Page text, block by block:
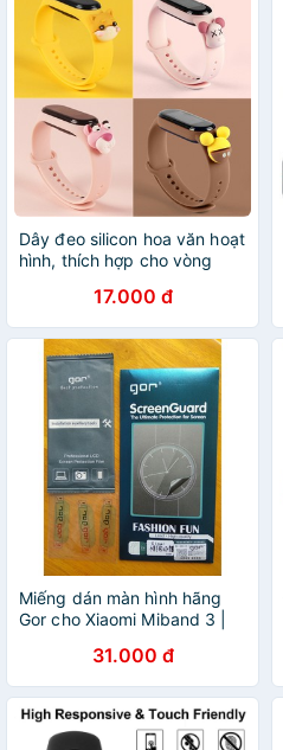
Dây đeo silicon hoa văn hoạt
hình, thích hợp cho vòng
17.000 đ
Miếng dán màn hình hãng
Gor cho Xiaomi Miband 3 |
Xiaomi Miband 3
31.000 đ